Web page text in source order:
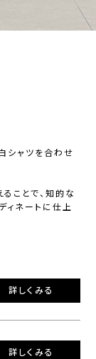
シャツを合わせ
ことで、知的な
ィネートに仕上
詳しくみる
詳しくみる